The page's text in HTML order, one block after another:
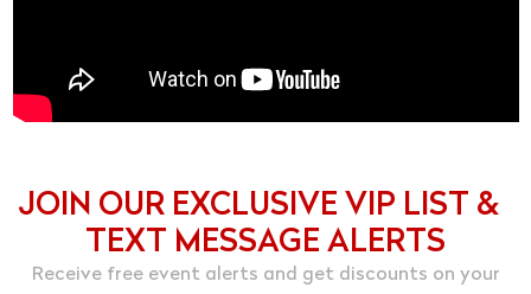
JOIN OUR EXCLUSIVE VIP LIST &
TEXT MESSAGE ALERTS
Receive free event alerts and get discounts on your